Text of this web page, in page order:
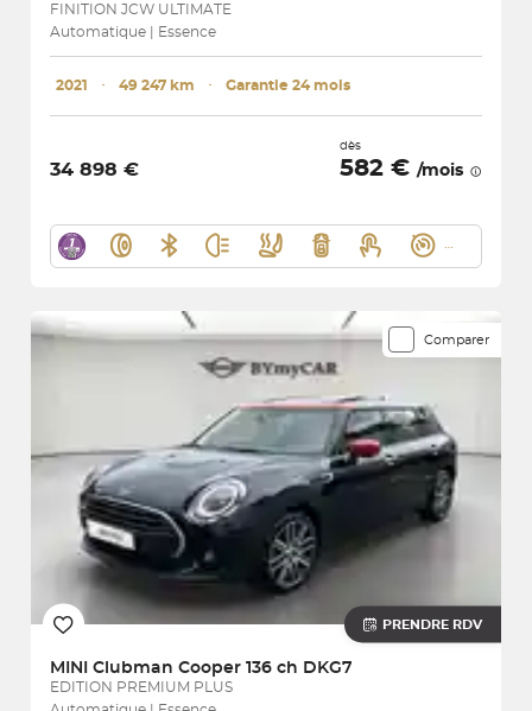
FINITION JCW ULTIMATE
Automatique | Essence
2021 ･ 49 247 km ･ Garantie 24 mois
34 898 €
dès
582 € /mois
Comparer
PRENDRE RDV
MINI Clubman Cooper 136 ch DKG7
EDITION PREMIUM PLUS